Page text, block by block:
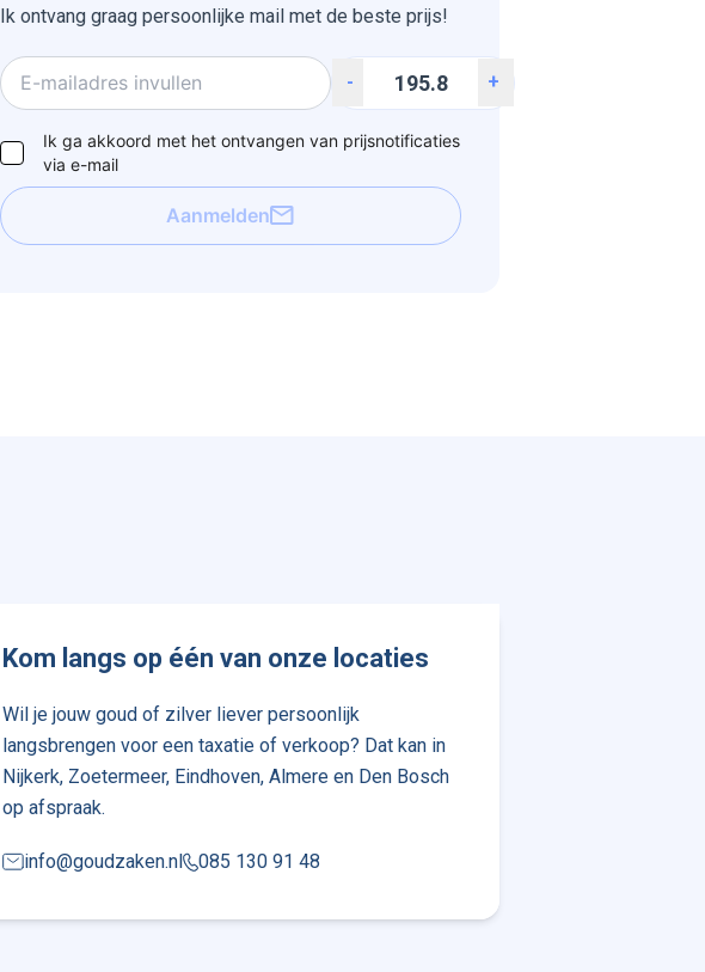
Ik ontvang graag persoonlijke mail met de beste prijs!
- +
Ik ga akkoord met het ontvangen van prijsnotificaties
via e-mail
Aanmelden
Kom langs op één van onze locaties
Wil je jouw goud of zilver liever persoonlijk
langsbrengen voor een taxatie of verkoop? Dat kan in
Nijkerk, Zoetermeer, Eindhoven, Almere en Den Bosch
op afspraak.
info@goudzaken.nl 085 130 91 48